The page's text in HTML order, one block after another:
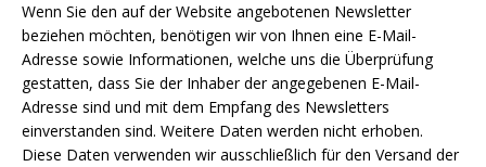
Wenn Sie den auf der Website angebotenen Newsletter
beziehen möchten, benötigen wir von Ihnen eine E-Mail-
Adresse sowie Informationen, welche uns die Überprüfung
gestatten, dass Sie der Inhaber der angegebenen E-Mail-
Adresse sind und mit dem Empfang des Newsletters
einverstanden sind. Weitere Daten werden nicht erhoben.
Diese Daten verwenden wir ausschließlich für den Versand der